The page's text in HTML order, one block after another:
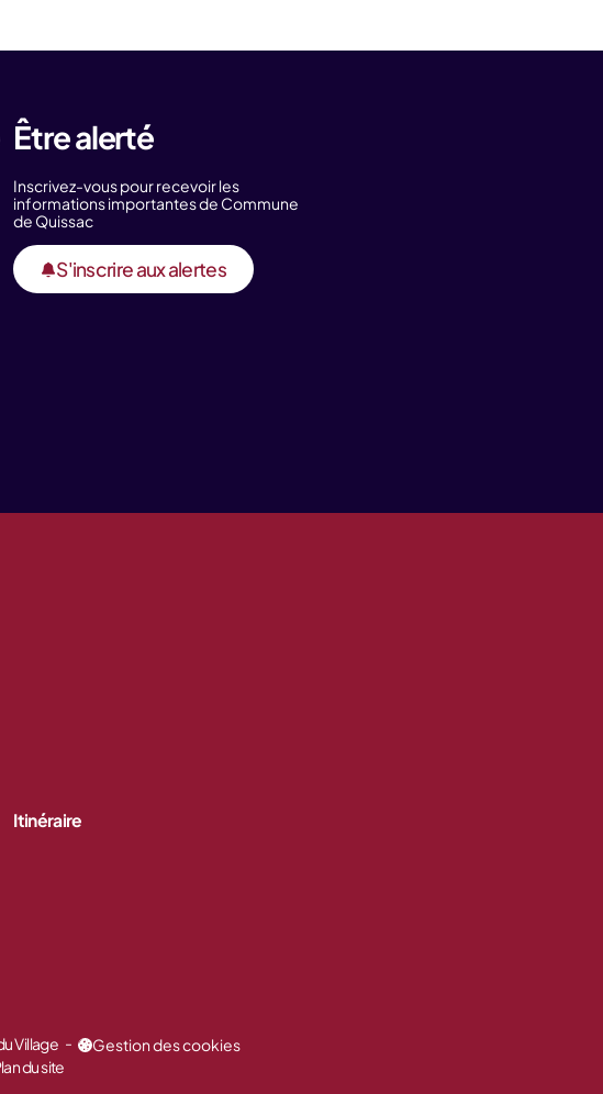
Être alerté
Inscrivez-vous pour recevoir les
informations importantes de Commune
de Quissac
S'inscrire aux alertes
Itinéraire
Village
Gestion des cookies
du site